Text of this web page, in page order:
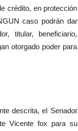
crédito, en protección
caso podrán dar
titular, beneficiario,
otorgado poder para
descrita, el Senador
Vicente fox para su